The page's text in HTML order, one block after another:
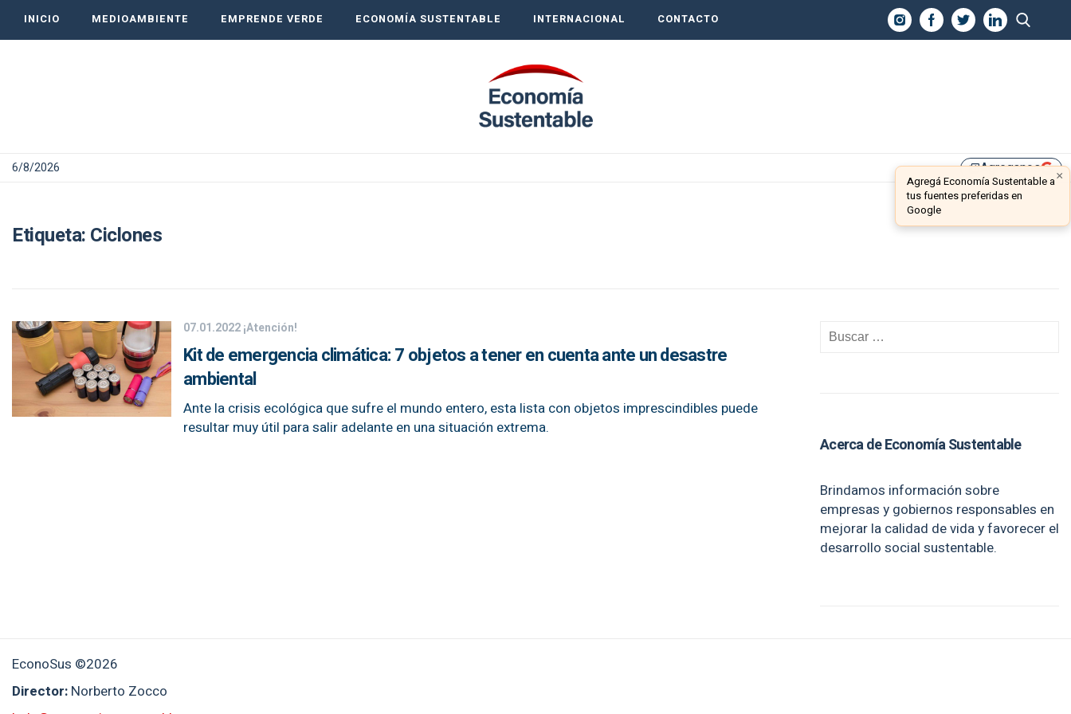
INICIO MEDIOAMBIENTE EMPRENDE VERDE ECONOMÍA SUSTENTABLE INTERNACIONAL CONTACTO
6/8/2026 library_addAgreganos ×
Agregá Economía Sustentable a
tus fuentes preferidas en
Google
Etiqueta: Ciclones
07.01.2022¡Atención!
Kit de emergencia climática: 7 objetos a tener en cuenta ante un desastre
ambiental
Ante la crisis ecológica que sufre el mundo entero, esta lista con objetos imprescindibles puede
resultar muy útil para salir adelante en una situación extrema.
Acerca de Economía Sustentable
Brindamos información sobre
empresas y gobiernos responsables en
mejorar la calidad de vida y favorecer el
desarrollo social sustentable.
EconoSus ©2026
Director: Norberto Zocco